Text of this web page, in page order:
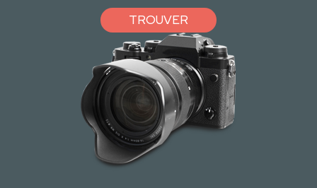
TROUVER